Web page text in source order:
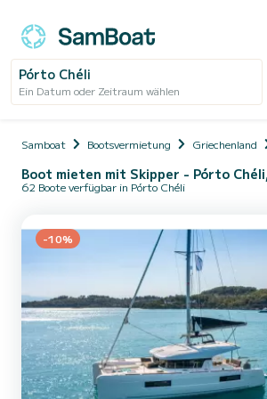
Pórto Chéli
Ein Datum oder Zeitraum wählen
Samboat Bootsvermietung Griechenland
Boot mieten mit Skipper - Pórto
62 Boote verfügbar in Pórto Chéli
-10%